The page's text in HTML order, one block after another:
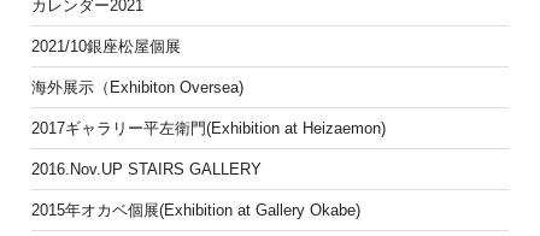
カレンダー2021
2021/10銀座松屋個展
海外展示（Exhibiton Oversea)
2017ギャラリー平左衛門(Exhibition at Heizaemon)
2016.Nov.UP STAIRS GALLERY
2015年オカベ個展(Exhibition at Gallery Okabe)